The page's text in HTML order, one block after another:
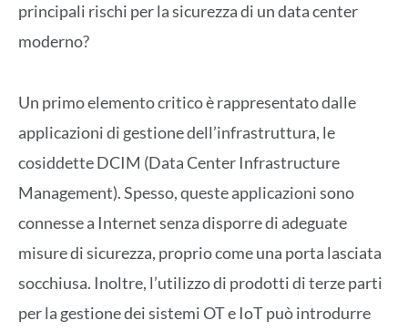
principali rischi per la sicurezza di un data center
moderno?
Un primo elemento critico è rappresentato dalle
applicazioni di gestione dell’infrastruttura, le
cosiddette DCIM (Data Center Infrastructure
Management). Spesso, queste applicazioni sono
connesse a Internet senza disporre di adeguate
misure di sicurezza, proprio come una porta lasciata
socchiusa. Inoltre, l’utilizzo di prodotti di terze parti
per la gestione dei sistemi OT e IoT può introdurre